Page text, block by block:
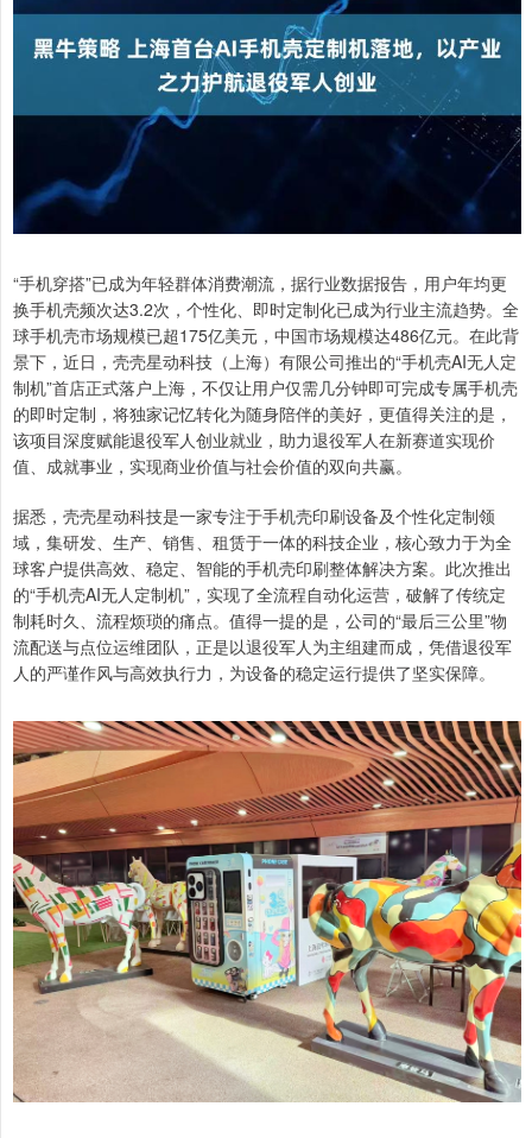
“手机穿搭”已成为年轻群体消费潮流，据行业数据报告，用户年均更
换手机壳频次达3.2次，个性化、即时定制化已成为行业主流趋势。全
球手机壳市场规模已超175亿美元，中国市场规模达486亿元。在此背
景下，近日，壳壳星动科技（上海）有限公司推出的“手机壳AI无人定
制机”首店正式落户上海，不仅让用户仅需几分钟即可完成专属手机壳
的即时定制，将独家记忆转化为随身陪伴的美好，更值得关注的是，
该项目深度赋能退役军人创业就业，助力退役军人在新赛道实现价
值、成就事业，实现商业价值与社会价值的双向共赢。
据悉，壳壳星动科技是一家专注于手机壳印刷设备及个性化定制领
域，集研发、生产、销售、租赁于一体的科技企业，核心致力于为全
球客户提供高效、稳定、智能的手机壳印刷整体解决方案。此次推出
的“手机壳AI无人定制机”，实现了全流程自动化运营，破解了传统定
制耗时久、流程烦琐的痛点。值得一提的是，公司的“最后三公里”物
流配送与点位运维团队，正是以退役军人为主组建而成，凭借退役军
人的严谨作风与高效执行力，为设备的稳定运行提供了坚实保障。